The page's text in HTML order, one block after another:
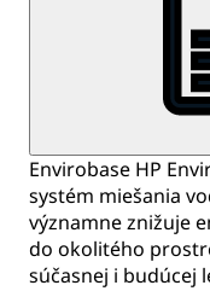
Envirobase HP
systém miešania
významne znižuje
do okolitého
súčasnej i budúcej